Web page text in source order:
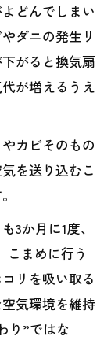
どんでしまい
ダニの発生リ
がると換気扇
が増えるうえ
カビそのもの
を送り込むこ
3か月に1度、
こまめに行う
リを吸い取る
気環境を維持
り”ではな